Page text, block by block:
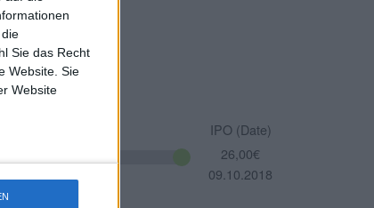
Sie das Recht
Website. Sie
Website
IPO (Date)
26,00€
09.10.2018